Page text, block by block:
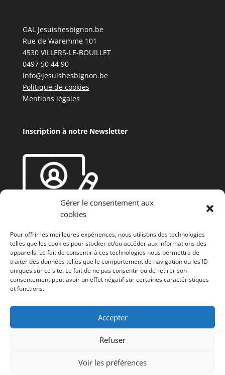
Gérer le consentement aux
cookies
Pour offrir les meilleures expériences, nous utilisons des technologies
telles que les cookies pour stocker et/ou accéder aux informations des
appareils. Le fait de consentir à ces technologies nous permettra de
traiter des données telles que le comportement de navigation ou les ID
uniques sur ce site. Le fait de ne pas consentir ou de retirer son
consentement peut avoir un effet négatif sur certaines caractéristiques
et fonctions.
Accepter
Refuser
Voir les préférences
GAL Jesuishesbignon.be
Rue de Waremme 101
4530 VILLERS-LE-BOUILLET
0497 50 44 90
info@jesuishesbignon.be
Politique de cookies
Mentions légales
Inscription à notre Newsletter
(FEADER) : L’Europe investit dans les zones rurales